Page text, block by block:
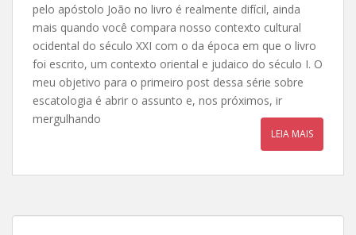
pelo apóstolo João no livro é realmente difícil, ainda
mais quando você compara nosso contexto cultural
ocidental do século XXI com o da época em que o livro
foi escrito, um contexto oriental e judaico do século I. O
meu objetivo para o primeiro post dessa série sobre
escatologia é abrir o assunto e, nos próximos, ir
mergulhando
LEIA MAIS